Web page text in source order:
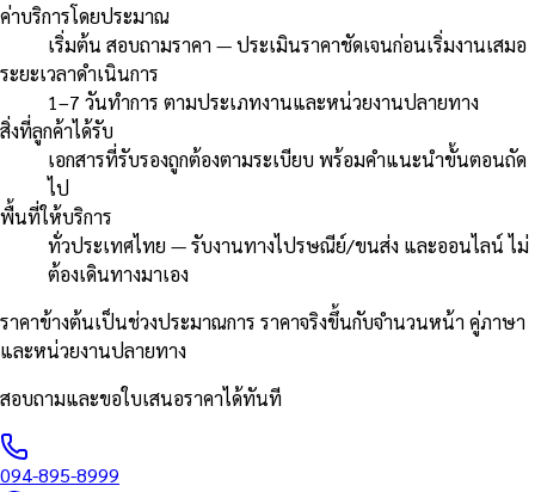
ค่าบริการโดยประมาณ
เริ่มต้น สอบถามราคา — ประเมินราคาชัดเจนก่อนเริ่มงานเสมอ
ระยะเวลาดำเนินการ
1–7 วันทำการ ตามประเภทงานและหน่วยงานปลายทาง
สิ่งที่ลูกค้าได้รับ
เอกสารที่รับรองถูกต้องตามระเบียบ พร้อมคำแนะนำขั้นตอนถัด
ไป
พื้นที่ให้บริการ
ทั่วประเทศไทย — รับงานทางไปรษณีย์/ขนส่ง และออนไลน์ ไม่
ต้องเดินทางมาเอง
ราคาข้างต้นเป็นช่วงประมาณการ ราคาจริงขึ้นกับจำนวนหน้า คู่ภาษา
และหน่วยงานปลายทาง
สอบถามและขอใบเสนอราคาได้ทันที
094-895-8999